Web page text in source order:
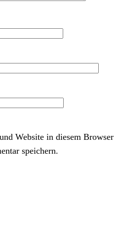
Website in diesem Browser
speichern.